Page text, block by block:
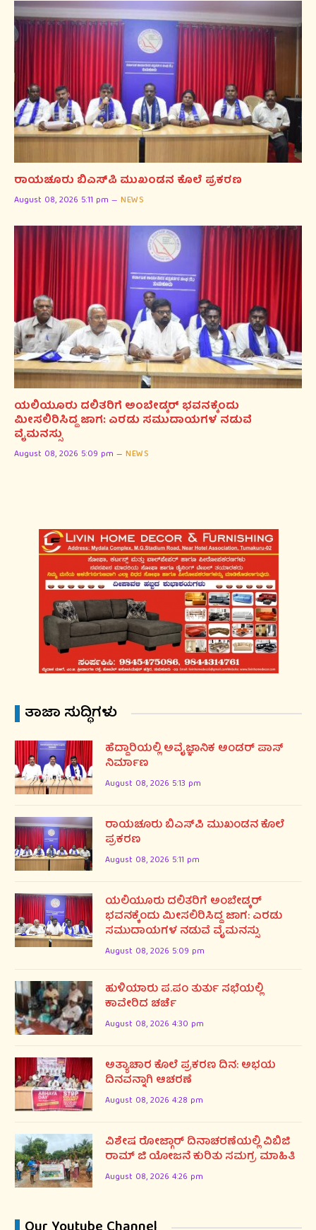
ರಾಯಚೂರು ಬಿಎಸ್‌ಪಿ ಮುಖಂಡನ ಕೊಲೆ ಪ್ರಕರಣ
August 08, 2026 5:11 pm NEWS
ಯಲಿಯೂರು ದಲಿತರಿಗೆ ಅಂಬೇಡ್ಕರ್ ಭವನಕ್ಕೆಂದು
ಮೀಸಲಿರಿಸಿದ್ದ ಜಾಗ: ಎರಡು ಸಮುದಾಯಗಳ ನಡುವೆ
ವೈಮನಸ್ಸು
August 08, 2026 5:09 pm NEWS
ತಾಜಾ ಸುದ್ಧಿಗಳು
ಹೆದ್ದಾರಿಯಲ್ಲಿ ಅವೈಜ್ಞಾನಿಕ ಅಂಡರ್ ಪಾಸ್
ನಿರ್ಮಾಣ
August 08, 2026 5:13 pm
ರಾಯಚೂರು ಬಿಎಸ್‌ಪಿ ಮುಖಂಡನ ಕೊಲೆ
ಪ್ರಕರಣ
August 08, 2026 5:11 pm
ಯಲಿಯೂರು ದಲಿತರಿಗೆ ಅಂಬೇಡ್ಕರ್
ಭವನಕ್ಕೆಂದು ಮೀಸಲಿರಿಸಿದ್ದ ಜಾಗ: ಎರಡು
ಸಮುದಾಯಗಳ ನಡುವೆ ವೈಮನಸ್ಸು
August 08, 2026 5:09 pm
ಹುಳಿಯಾರು ಪ.ಪಂ ತುರ್ತು ಸಭೆಯಲ್ಲಿ
ಕಾವೇರಿದ ಚರ್ಚೆ
August 08, 2026 4:30 pm
ಅತ್ಯಾಚಾರ ಕೊಲೆ ಪ್ರಕರಣ ದಿನ: ಅಭಯ
ದಿನವನ್ನಾಗಿ ಆಚರಣೆ
August 08, 2026 4:28 pm
ವಿಶೇಷ ರೋಜ್ಗಾರ್ ದಿನಾಚರಣೆಯಲ್ಲಿ ವಿಬಿಜಿ
ರಾಮ್ ಜಿ ಯೋಜನೆ ಕುರಿತು ಸಮಗ್ರ ಮಾಹಿತಿ
August 08, 2026 4:26 pm